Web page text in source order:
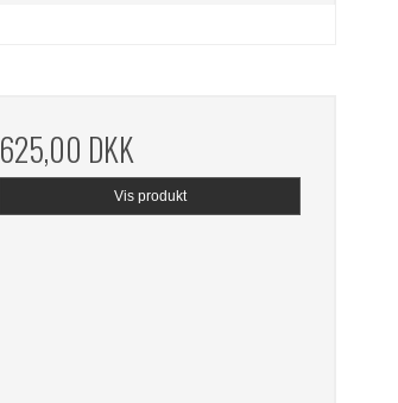
625,00 DKK
Vis produkt